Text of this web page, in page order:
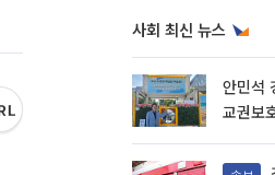
사회 최신 뉴스
안민석
교권보